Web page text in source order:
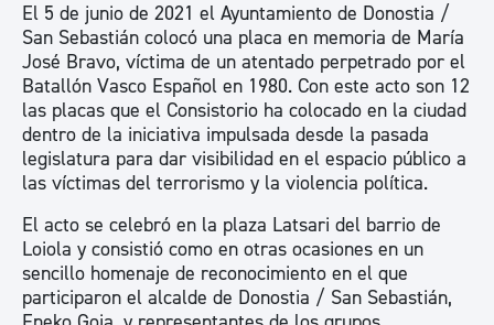
El 5 de junio de 2021 el Ayuntamiento de Donostia /
San Sebastián colocó una placa en memoria de María
José Bravo, víctima de un atentado perpetrado por el
Batallón Vasco Español en 1980. Con este acto son 12
las placas que el Consistorio ha colocado en la ciudad
dentro de la iniciativa impulsada desde la pasada
legislatura para dar visibilidad en el espacio público a
las víctimas del terrorismo y la violencia política.
El acto se celebró en la plaza Latsari del barrio de
Loiola y consistió como en otras ocasiones en un
sencillo homenaje de reconocimiento en el que
participaron el alcalde de Donostia / San Sebastián,